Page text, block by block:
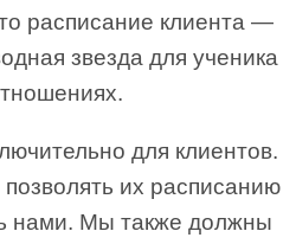
расписание клиента —
звезда для ученика
для клиентов.
их расписанию
нами. Мы также должны